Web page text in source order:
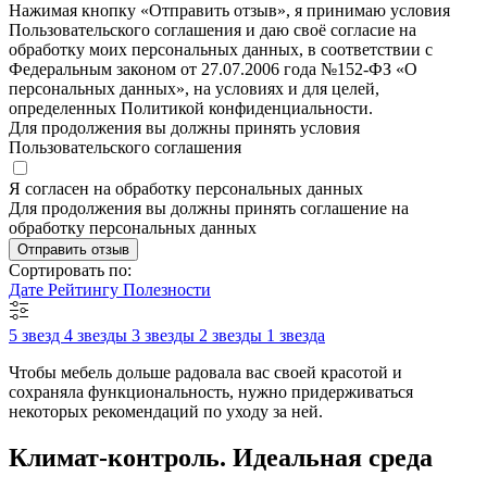
Нажимая кнопку «Отправить отзыв», я принимаю условия
Пользовательского соглашения и даю своё согласие на
обработку моих персональных данных, в соответствии с
Федеральным законом от 27.07.2006 года №152-ФЗ «О
персональных данных», на условиях и для целей,
определенных Политикой конфиденциальности.
Для продолжения вы должны принять условия
Пользовательского соглашения
Я согласен на обработку персональных данных
Для продолжения вы должны принять соглашение на
обработку персональных данных
Отправить отзыв
Сортировать по:
Дате Рейтингу Полезности
5 звезд 4 звезды 3 звезды 2 звезды 1 звезда
Чтобы мебель дольше радовала вас своей красотой и
сохраняла функциональность, нужно придерживаться
некоторых рекомендаций по уходу за ней.
Климат-контроль. Идеальная среда